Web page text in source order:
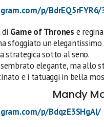
p/
di Game of Thrones e
sfoggiato un elegantissimo
strategica sotto al seno.
elegante, ma allo
e i tatuaggi in bella
Mandy
p/BdqzE3SHgAl/